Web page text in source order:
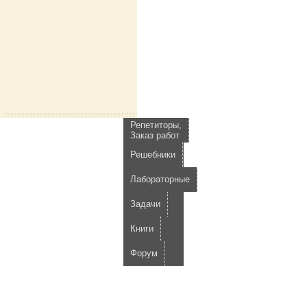
Репетиторы,
Заказ работ
Решебники
Лабораторные
Задачи
Книги
Форум